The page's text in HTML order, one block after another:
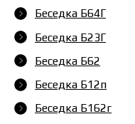
Беседка Б64Г
Беседка Б23Г
Беседка Б62
Беседка Б12п
Беседка Б162г